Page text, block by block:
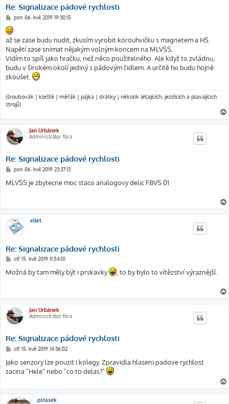
Re: Signalizace pádové rychlosti
P
í
s
p
ě
v
e
k
pon 06. kvě 2019 19:30:15
až se zase budu nudit, zkusím vyrobit korouhvičku s magnetem a HS.
Napětí zase snímat nějakým volným koncem na MLVSS.
Vidím to spíš jako hračku, než něco použitelného. Ale když to zvládnu,
budu v širokém okolí jediný s pádovým čidlem. A určitě ho budu hojně
zkoušet.
(šroubovák | kleště | měřák | pájka | drátky | několik létajících, jezdících a plavajícich
strojů)
Jan Urbánek
Administrátor fóra
Re: Signalizace pádové rychlosti
P
í
s
k
pon 06. kvě 2019 23:37:13
MLVSS je zbytecne moc staco analogovy delic FBVS 01
ellet
Re: Signalizace pádové rychlosti
P
í
s
k
stř 15. kvě 2019 11:54:01
Možná by tam měly být i prskavky , to by bylo to vítězství výraznější.
Jan Urbánek
Administrátor fóra
Re: Signalizace pádové rychlosti
P
í
s
p
k
stř 15. kvě 2019 14:36:02
Jako senzory lze pouzit i kolegy. Zpravidla hlaseni padove rychlost
zacina "Hele" nebo "co to delas?"
pstasek